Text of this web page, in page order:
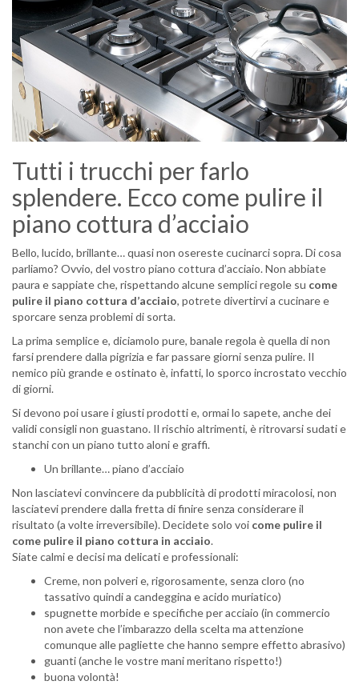
Tutti i trucchi per farlo
splendere. Ecco come pulire il
piano cottura d’acciaio
Bello, lucido, brillante… quasi non osereste cucinarci sopra. Di cosa
parliamo? Ovvio, del vostro piano cottura d’acciaio. Non abbiate
paura e sappiate che, rispettando alcune semplici regole su come
pulire il piano cottura d’acciaio, potrete divertirvi a cucinare e
sporcare senza problemi di sorta.
La prima semplice e, diciamolo pure, banale regola è quella di non
farsi prendere dalla pigrizia e far passare giorni senza pulire. Il
nemico più grande e ostinato è, infatti, lo sporco incrostato vecchio
di giorni.
Si devono poi usare i giusti prodotti e, ormai lo sapete, anche dei
validi consigli non guastano. Il rischio altrimenti, è ritrovarsi sudati e
stanchi con un piano tutto aloni e graffi.
Un brillante… piano d’acciaio
Non lasciatevi convincere da pubblicità di prodotti miracolosi, non
lasciatevi prendere dalla fretta di finire senza considerare il
risultato (a volte irreversibile). Decidete solo voi come pulire il
come pulire il piano cottura in acciaio.
Siate calmi e decisi ma delicati e professionali:
Creme, non polveri e, rigorosamente, senza cloro (no
tassativo quindi a candeggina e acido muriatico)
spugnette morbide e specifiche per acciaio (in commercio
non avete che l’imbarazzo della scelta ma attenzione
comunque alle pagliette che hanno sempre effetto abrasivo)
guanti (anche le vostre mani meritano rispetto!)
buona volontà!